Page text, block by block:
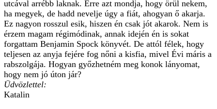
utcával arrébb laknak. Erre azt mondja, hogy örül nekem,
ha megyek, de hadd nevelje úgy a fiát, ahogyan ő akarja.
Ez nagyon rosszul esik, hiszen én csak jót akarok. Nem is
érzem magam régimódinak, annak idején én is sokat
forgattam Benjamin Spock könyvét. De attól félek, hogy
teljesen az anyja fejére fog nőni a kisfia, mivel Évi máris a
rabszolgája. Hogyan győzhetném meg konok lányomat,
hogy nem jó úton jár?
Üdvözlettel:
Katalin